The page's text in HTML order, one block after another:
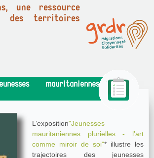
cookies
une ressource
des territoires
mauritaniennes
L’exposition"Jeunesses
mauritaniennes plurielles - l’art
comme miroir de soi"* illustre les
trajectoires des jeunesses